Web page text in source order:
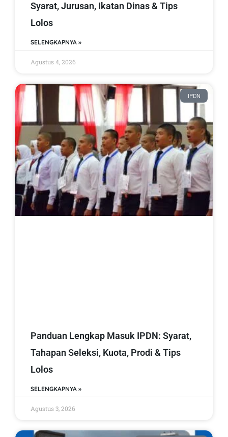
Syarat, Jurusan, Ikatan Dinas & Tips
Lolos
SELENGKAPNYA »
Agustus 4, 2026
IPDN
Panduan Lengkap Masuk IPDN: Syarat,
Tahapan Seleksi, Kuota, Prodi & Tips
Lolos
SELENGKAPNYA »
Agustus 3, 2026